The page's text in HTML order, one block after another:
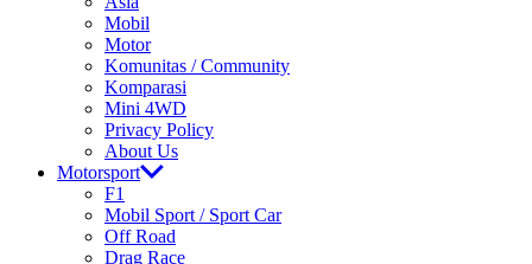
Mobil
Motor
Komunitas / Community
Komparasi
Mini 4WD
Privacy Policy
About Us
Motorsport
F1
Mobil Sport / Sport Car
Off Road
Drag Race